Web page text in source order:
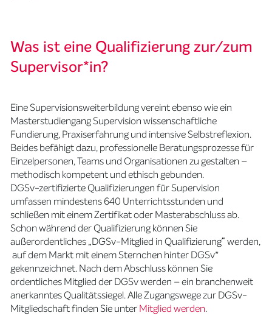
Was ist eine Qualifizierung zur/zum
Supervisor*in?
Eine Supervisionsweiterbildung vereint ebenso wie ein
Masterstudiengang Supervision wissenschaftliche
Fundierung, Praxiserfahrung und intensive Selbstreflexion.
Beides befähigt dazu, professionelle Beratungsprozesse für
Einzelpersonen, Teams und Organisationen zu gestalten –
methodisch kompetent und ethisch gebunden.
DGSv-zertifizierte Qualifizierungen für Supervision
umfassen mindestens 640 Unterrichtsstunden und
schließen mit einem Zertifikat oder Masterabschluss ab.
Schon während der Qualifizierung können Sie
außerordentliches „DGSv-Mitglied in Qualifizierung“ werden,
auf dem Markt mit einem Sternchen hinter DGSv*
gekennzeichnet. Nach dem Abschluss können Sie
ordentliches Mitglied der DGSv werden – ein branchenweit
anerkanntes Qualitätssiegel. Alle Zugangswege zur DGSv-
Mitgliedschaft finden Sie unterMitglied werden.